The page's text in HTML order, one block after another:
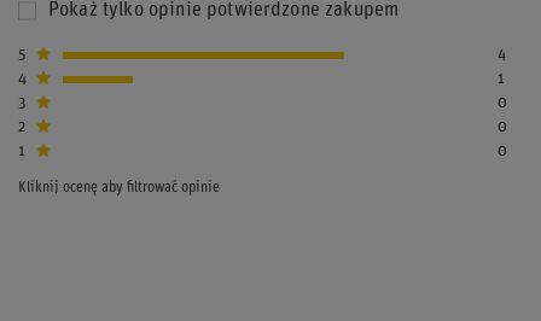
Pokaż tylko opinie potwierdzone zakupem
5
4
4
1
3
0
2
0
1
0
Kliknij ocenę aby filtrować opinie